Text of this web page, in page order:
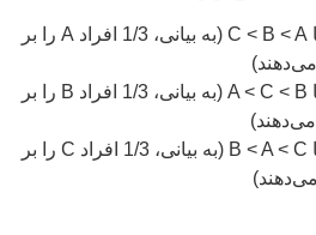
33 درصد رای‌دهنده‌ها C < B < A (به بیانی، 1/3 افراد A را بر
33 درصد رای‌دهنده‌ها A < C < B (به بیانی، 1/3 افراد B را بر
33 درصد رای‌دهنده‌ها B < A < C (به بیانی، 1/3 افراد C را بر